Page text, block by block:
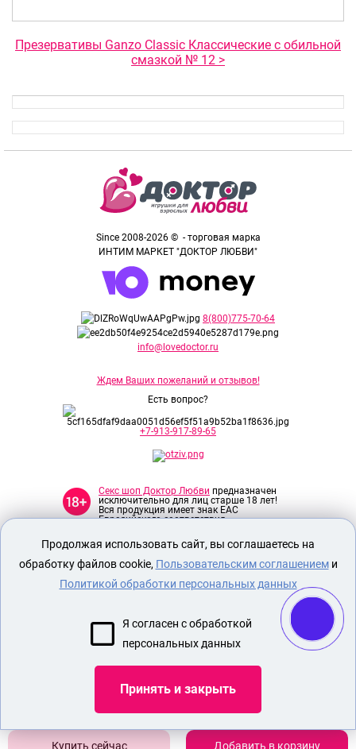
Добавить в корзину
Презервативы Ganzo Classic Классические с обильной
смазкой № 12 >
Since 2008-2026 © - торговая марка
ИНТИМ МАРКЕТ "ДОКТОР ЛЮБВИ"
8(800)775-70-64
info@lovedoctor.ru
Ждем Ваших пожеланий и отзывов!
Есть вопрос?
+7-913-917-89-65
Секс шоп Доктор Любви предназначен
исключительно для лиц старше 18 лет!
Вся продукция имеет знак EAC
Евразийского соответствия.
О МАГАЗИНЕ
ОПЛАТА И ДОСТАВКА
ЭРОТИЧЕСКОЕ БЕЛЬЕ
Продолжая использовать сайт, вы соглашаетесь на
обработку файлов cookie, Пользовательским соглашениеми
Политикой обработки персональных данных
Я согласен с обработкой
персональных данных
Принять и закрыть